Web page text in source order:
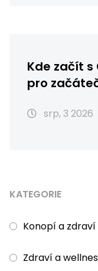
Kde začít s
pro
srp, 3 2026
KATEGORIE
Konopí a zdraví
Zdraví a